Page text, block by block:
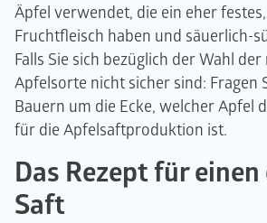
Äpfel verwendet, die ein eher
Fruchtfleisch haben und säuerlich-
Falls Sie sich bezüglich der Wahl
Apfelsorte nicht sicher sind: Fragen
Bauern um die Ecke, welcher Apfel
für die Apfelsaftproduktion ist.
Das Rezept für
Saft